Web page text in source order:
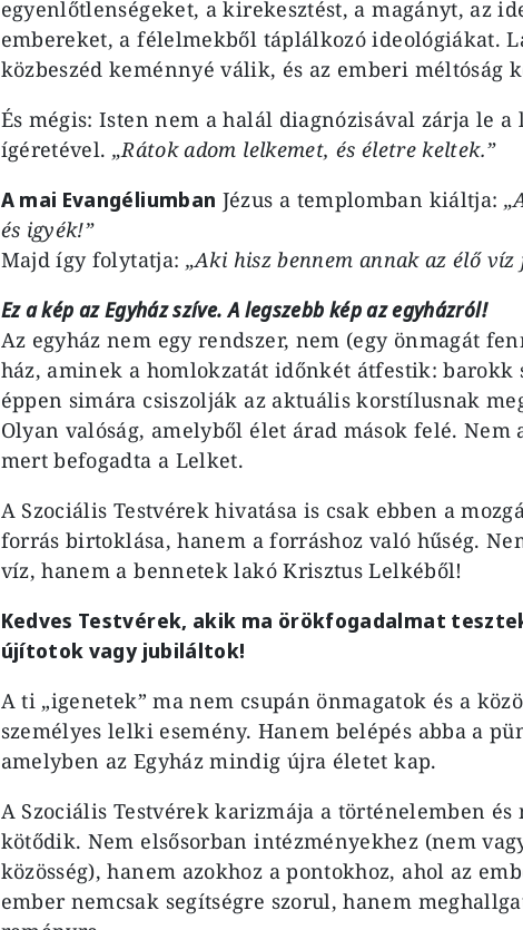
egyenlőtlenségeket, a kirekesztést, a magányt, az
embereket, a félelmekből táplálkozó ideológiákat.
közbeszéd keménnyé válik, és az emberi méltóság
És mégis: Isten nem a halál diagnózisával zárja le a
ígéretével. „Rátok adom lelkemet, és életre keltek.”
A mai Evangéliumban Jézus a templomban kiáltja:
és igyék!”
Majd így folytatja: „Aki hisz bennem annak az élő
Ez a kép az Egyház szíve. A legszebb kép az egyházról!
Az egyház nem egy rendszer, nem (egy önmagát
ház, aminek a homlokzatát időnkét átfestik:
éppen simára csiszolják az aktuális korstílusnak
Olyan valóság, amelyből élet árad mások felé.
mert befogadta a Lelket.
A Szociális Testvérek hivatása is csak ebben a
forrás birtoklása, hanem a forráshoz való hűség.
víz, hanem a bennetek lakó Krisztus Lelkéből!
Kedves Testvérek, akik ma örökfogadalmat
újítotok vagy jubiláltok!
A ti „igenetek” ma nem csupán önmagatok és a
személyes lelki esemény. Hanem belépés abba a
amelyben az Egyház mindig újra életet kap.
A Szociális Testvérek karizmája a történelemben és
kötődik. Nem elsősorban intézményekhez (nem
közösség), hanem azokhoz a pontokhoz, ahol az
ember nemcsak segítségre szorul, hanem